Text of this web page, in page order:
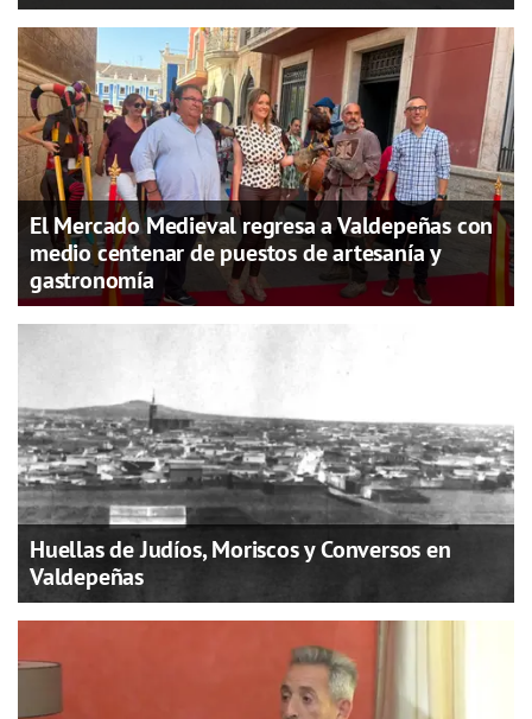
El Mercado Medieval regresa a Valdepeñas con
medio centenar de puestos de artesanía y
gastronomía
Huellas de Judíos, Moriscos y Conversos en
Valdepeñas